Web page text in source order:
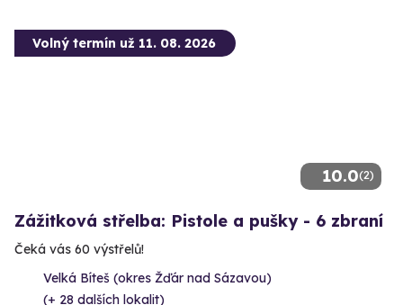
10.0(2)
Volný termín už 11. 08. 2026
Zážitková střelba: Pistole a pušky - 6 zbraní
Čeká vás 60 výstřelů!
Velká Bíteš (okres Žďár nad Sázavou)
(+ 28 dalších lokalit)